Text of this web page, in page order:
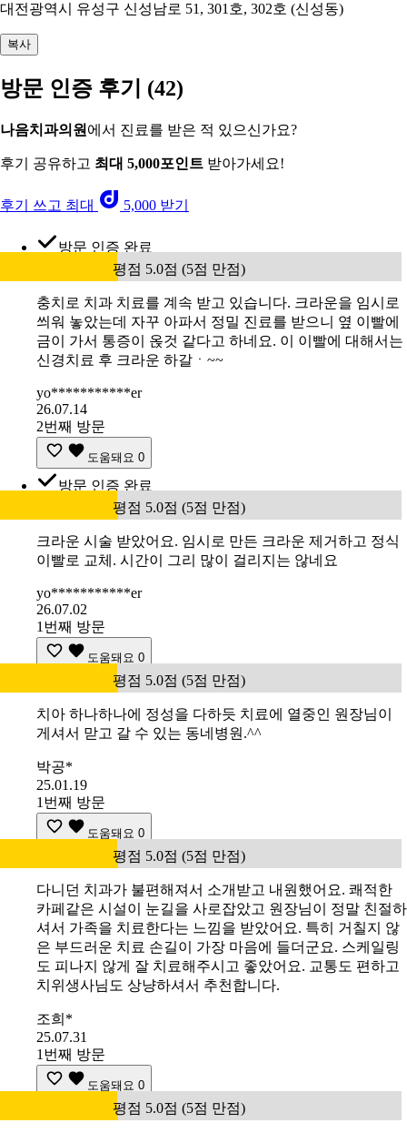
대전광역시 유성구 신성남로 51, 301호, 302호 (신성동)
복사
방문 인증 후기 (42)
나음치과의원 에서 진료를 받은 적 있으신가요?
후기 공유하고 최대 5,000포인트 받아가세요!
후기 쓰고 최대 5,000 받기
방문 인증 완료
평점 5.0점 (5점 만점)
충치로 치과 치료를 계속 받고 있습니다. 크라운을 임시로
씌워 놓았는데 자꾸 아파서 정밀 진료를 받으니 옆 이빨에
금이 가서 통증이 옩것 같다고 하네요. 이 이빨에 대해서는
신경치료 후 크라운 하갈ㆍ~~
yo***********er
26.07.14
2번째 방문
도움돼요 0
방문 인증 완료
평점 5.0점 (5점 만점)
크라운 시술 받았어요. 임시로 만든 크라운 제거하고 정식
이빨로 교체. 시간이 그리 많이 걸리지는 않네요
yo***********er
26.07.02
1번째 방문
도움돼요 0
평점 5.0점 (5점 만점)
치아 하나하나에 정성을 다하듯 치료에 열중인 원장님이
게셔서 맏고 갈 수 있는 동네병원.^^
박공*
25.01.19
1번째 방문
도움돼요 0
평점 5.0점 (5점 만점)
다니던 치과가 불편해져서 소개받고 내원했어요. 쾌적한
카페같은 시설이 눈길을 사로잡았고 원장님이 정말 친절하
셔서 가족을 치료한다는 느낌을 받았어요. 특히 거칠지 않
은 부드러운 치료 손길이 가장 마음에 들더군요. 스케일링
도 피나지 않게 잘 치료해주시고 좋았어요. 교통도 편하고
치위생사님도 상냥하셔서 추천합니다.
조희*
25.07.31
1번째 방문
도움돼요 0
평점 5.0점 (5점 만점)